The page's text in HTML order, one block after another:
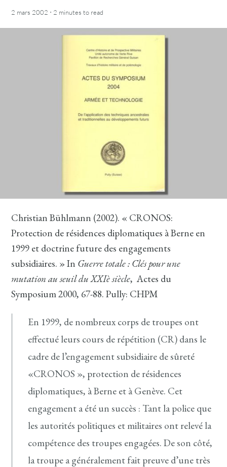
2 mars 2002 · 2 minutes to read
Christian Bühlmann (2002). « CRONOS:
Protection de résidences diplomatiques à Berne en
1999 et doctrine future des engagements
subsidiaires. » In Guerre totale : Clés pour une
mutation au seuil du XXIè siècle, Actes du
Symposium 2000, 67-88. Pully: CHPM
En 1999, de nombreux corps de troupes ont
effectué leurs cours de répétition (CR) dans le
cadre de l’engagement subsidiaire de sûreté
«CRONOS », protection de résidences
diplomatiques, à Berne et à Genève. Cet
engagement a été un succès : Tant la police que
les autorités politiques et militaires ont relevé la
compétence des troupes engagées. De son côté,
la troupe a généralement fait preuve d’une très